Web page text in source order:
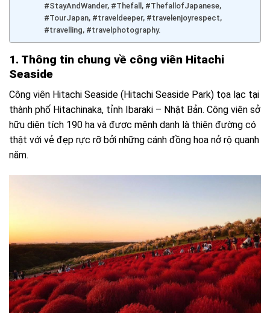
#StayAndWander, #Thefall, #ThefallofJapanese,
#TourJapan, #traveldeeper, #travelenjoyrespect,
#travelling, #travelphotography.
1. Thông tin chung về công viên Hitachi
Seaside
Công viên Hitachi Seaside (Hitachi Seaside Park) tọa lạc tại
thành phố Hitachinaka, tỉnh Ibaraki – Nhật Bản. Công viên sở
hữu diện tích 190 ha và được mệnh danh là thiên đường có
thật với vẻ đẹp rực rỡ bởi những cánh đồng hoa nở rộ quanh
năm.